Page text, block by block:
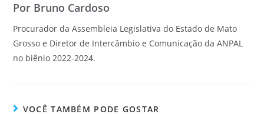
Por Bruno Cardoso
Procurador da Assembleia Legislativa do Estado de Mato
Grosso e Diretor de Intercâmbio e Comunicação da ANPAL
no biênio 2022-2024.
VOCÊ TAMBÉM PODE GOSTAR